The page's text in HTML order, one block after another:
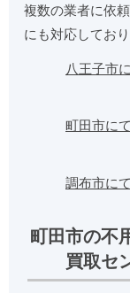
複数の業者に依
にも対応してお
八王子市
町田市に
調布市に
町田市の不
買取セ